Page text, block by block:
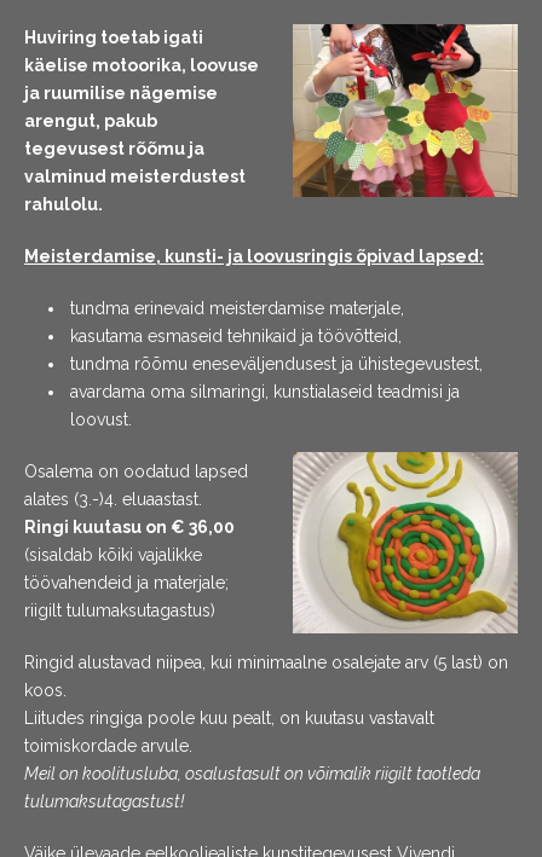
Huviring toetab igati
käelise motoorika, loovuse
ja ruumilise nägemise
arengut, pakub
tegevusest rõõmu ja
valminud meisterdustest
rahulolu.
Meisterdamise, kunsti- ja loovusringis õpivad lapsed:
tundma erinevaid meisterdamise materjale,
kasutama esmaseid tehnikaid ja töövõtteid,
tundma rõõmu eneseväljendusest ja ühistegevustest,
avardama oma silmaringi, kunstialaseid teadmisi ja
loovust.
Osalema on oodatud lapsed
alates (3.-)4. eluaastast.
Ringi kuutasu on € 36,00
(sisaldab kõiki vajalikke
töövahendeid ja materjale;
riigilt tulumaksutagastus)
Ringid alustavad niipea, kui minimaalne osalejate arv (5 last) on
koos.
Liitudes ringiga poole kuu pealt, on kuutasu vastavalt
toimiskordade arvule.
Meil on koolitusluba, osalustasult on võimalik riigilt taotleda
tulumaksutagastust!
Väike ülevaade eelkooliealiste kunstitegevusest Vivendi